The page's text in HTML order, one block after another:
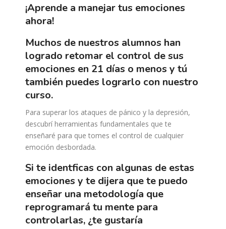
¡aprende a manejar tus emociones
ahora!
muchos de nuestros alumnos han
logrado retomar el control de sus
emociones en 21 días o menos y tú
también puedes lograrlo con nuestro
curso.
Para superar los ataques de pánico y la depresión,
descubrí herramientas fundamentales que te
enseñaré para que tomes el control de cualquier
emoción desbordada.
si te identficas con algunas de estas
emociones y te dijera que te puedo
enseñar una metodología que
reprogramará tu mente para
controlarlas, ¿te gustaría